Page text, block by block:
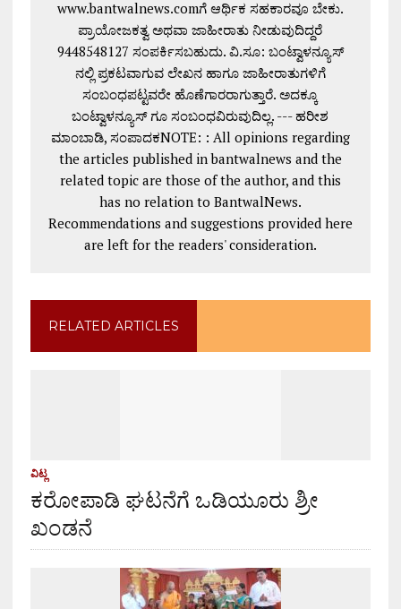
www.bantwalnews.comಗೆ ಆರ್ಥಿಕ ಸಹಕಾರವೂ ಬೇಕು.
ಪ್ರಾಯೋಜಕತ್ವ ಅಥವಾ ಜಾಹೀರಾತು ನೀಡುವುದಿದ್ದರೆ
9448548127 ಸಂಪರ್ಕಿಸಬಹುದು. ವಿ.ಸೂ: ಬಂಟ್ವಾಳನ್ಯೂಸ್
ನಲ್ಲಿ ಪ್ರಕಟವಾಗುವ ಲೇಖನ ಹಾಗೂ ಜಾಹೀರಾತುಗಳಿಗೆ
ಸಂಬಂಧಪಟ್ಟವರೇ ಹೊಣೆಗಾರರಾಗುತ್ತಾರೆ. ಅದಕ್ಕೂ
ಬಂಟ್ವಾಳನ್ಯೂಸ್ ಗೂ ಸಂಬಂಧವಿರುವುದಿಲ್ಲ. --- ಹರೀಶ
ಮಾಂಬಾಡಿ, ಸಂಪಾದಕNOTE: : All opinions regarding
the articles published in bantwalnews and the
related topic are those of the author, and this
has no relation to BantwalNews.
Recommendations and suggestions provided here
are left for the readers' consideration.
RELATED ARTICLES
ವಿಟ್ಲ
ಕರೋಪಾಡಿ ಘಟನೆಗೆ ಒಡಿಯೂರು ಶ್ರೀ
ಖಂಡನೆ